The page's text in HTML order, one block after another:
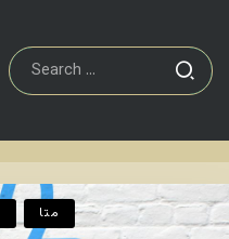
متا